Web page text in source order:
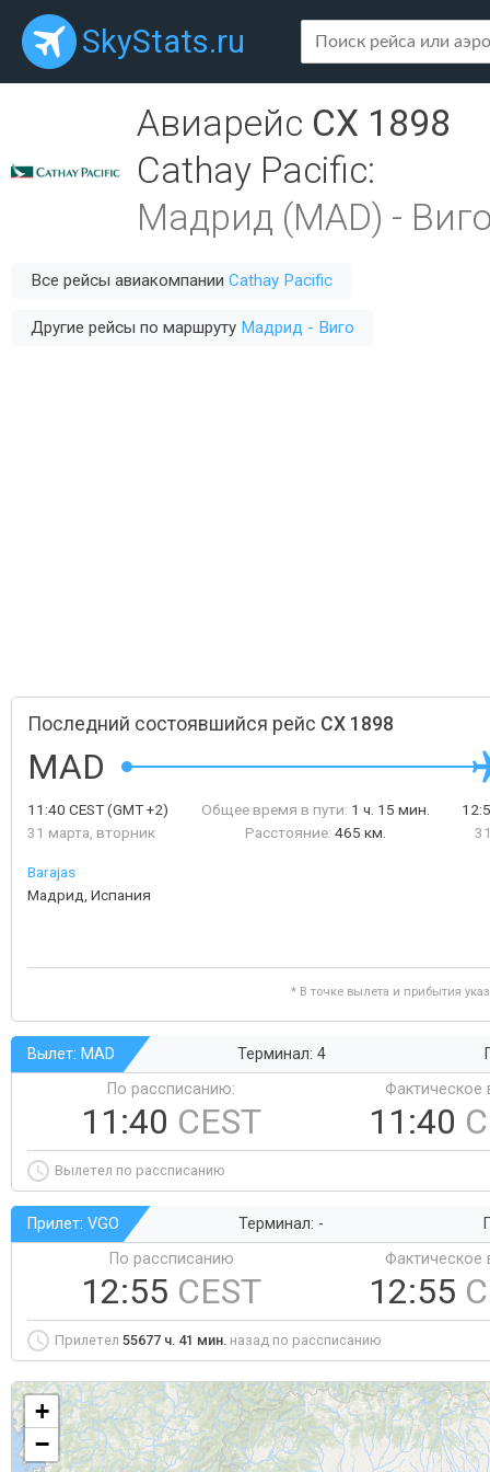
SkyStats.ru
Авиарейс CX 1898
Cathay Pacific:
Мадрид (MAD) -
Все рейсы авиакомпании Cathay Pacific
Другие рейсы по маршруту Мадрид - Виго
Последний состоявшийся рейс CX 1898
MAD
11:40 CEST(GMT +2)
31 марта, вторник
Общее время в пути: 1 ч. 15 мин.
Расстояние: 465 км.
Barajas
Мадрид, Испания
* В точке вылета и прибытия
Вылет: MAD Терминал: 4
По рассписанию:
11:40 CEST
Фактическое
11:40
Вылетел по рассписанию
Прилет: VGO Терминал: -
По рассписанию
12:55 CEST
Фактическое
12:55
Прилетел 55677 ч. 41 мин. назад по рассписанию
+
−